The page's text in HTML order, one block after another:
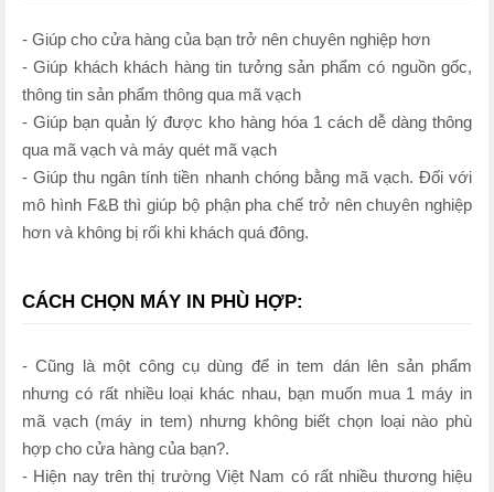
- Giúp cho cửa hàng của bạn trở nên chuyên nghiệp hơn
- Giúp khách khách hàng tin tưởng sản phẩm có nguồn gốc,
thông tin sản phẩm thông qua mã vạch
- Giúp bạn quản lý được kho hàng hóa 1 cách dễ dàng thông
qua mã vạch và máy quét mã vạch
- Giúp thu ngân tính tiền nhanh chóng bằng mã vạch. Đối với
mô hình F&B thì giúp bộ phận pha chế trở nên chuyên nghiệp
hơn và không bị rối khi khách quá đông.
CÁCH CHỌN MÁY IN PHÙ HỢP:
- Cũng là một công cụ dùng để in tem dán lên sản phẩm
nhưng có rất nhiều loại khác nhau, bạn muốn mua 1 máy in
mã vạch (máy in tem) nhưng không biết chọn loại nào phù
hợp cho cửa hàng của bạn?.
- Hiện nay trên thị trường Việt Nam có rất nhiều thương hiệu